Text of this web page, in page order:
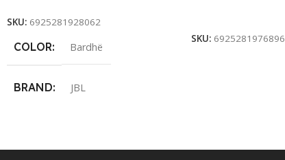
SKU: 6925281928062
COLOR Bardhë
BRAND JBL
SKU: 6925281976896